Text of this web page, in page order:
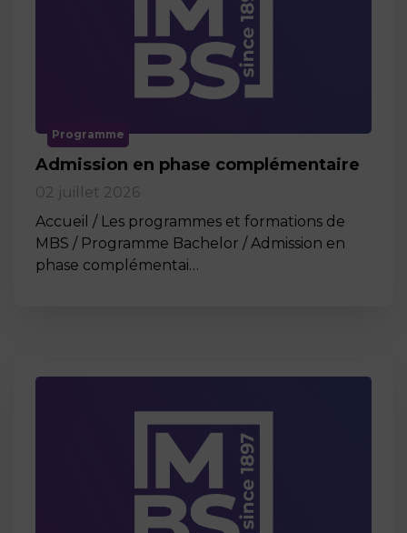
Programme
Admission en phase complémentaire
02 juillet 2026
Accueil / Les programmes et formations de
MBS / Programme Bachelor / Admission en
phase complémentai…